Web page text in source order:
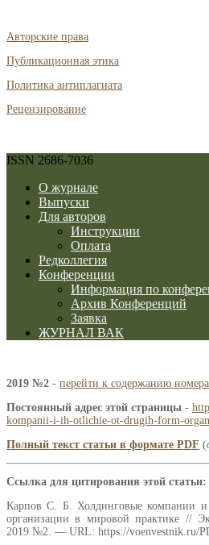
Авторские права
Публикационная этика
Политика антиплагиата
Рецензирование
ISSN 2686-7036
О журнале
Выпуски
Для авторов
Инструкции
Оплата
Редколлегия
Конференции
Информация по
Архив Конференций
Заявка
ЖУРНАЛ ВАК
2019 №2 - перейти к содержанию
Постоянный адрес этой страницы -
kompanii-i-ih-otlichie-ot-drugih-form-
Полный текст статьи в формате PDF (
Ссылка для цитирования этой статьи:
Карпов С. Б. Холдинговые компании
организации в мировой практике //
2019 №2. — URL: https://voenvestnik.ru/